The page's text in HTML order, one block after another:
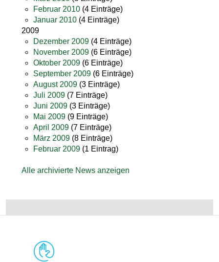
Februar 2010 (4 Einträge)
Januar 2010 (4 Einträge)
2009
Dezember 2009 (4 Einträge)
November 2009 (6 Einträge)
Oktober 2009 (6 Einträge)
September 2009 (6 Einträge)
August 2009 (3 Einträge)
Juli 2009 (7 Einträge)
Juni 2009 (3 Einträge)
Mai 2009 (9 Einträge)
April 2009 (7 Einträge)
März 2009 (8 Einträge)
Februar 2009 (1 Eintrag)
Alle archivierte News anzeigen